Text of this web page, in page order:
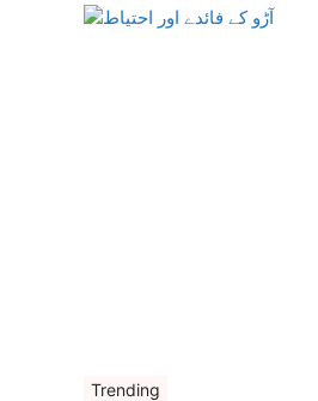
Trending